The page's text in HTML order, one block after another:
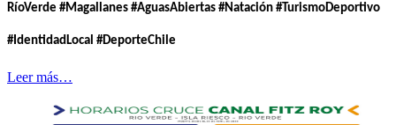
RíoVerde #Magallanes #AguasAbiertas #Natación #TurismoDeportivo
#IdentidadLocal #DeporteChile
Leer más…